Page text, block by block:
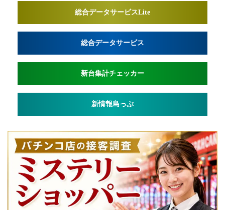
総合データサービスLite
総合データサービス
新台集計チェッカー
新情報島っぷ